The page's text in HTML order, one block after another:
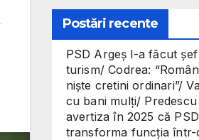
Postări recente
PSD Argeș l-a făcut
turism/ Codrea:
niște cretini ordinari”/
cu bani mulți/ Predescu
avertiza în 2025 că
transforma funcția într-